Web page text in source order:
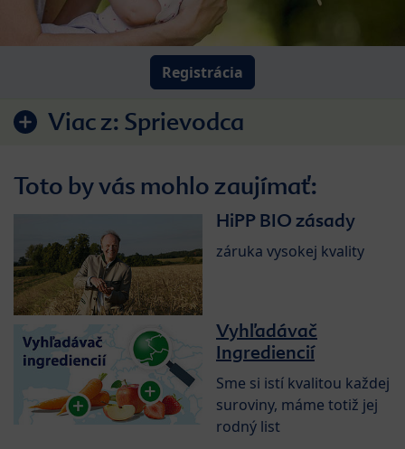
Registrácia
Viac z: Sprievodca
Toto by vás mohlo zaujímať:
HiPP BIO zásady
záruka vysokej kvality
Vyhľadávač
Ingrediencií
Sme si istí kvalitou každej
suroviny, máme totiž jej
rodný list